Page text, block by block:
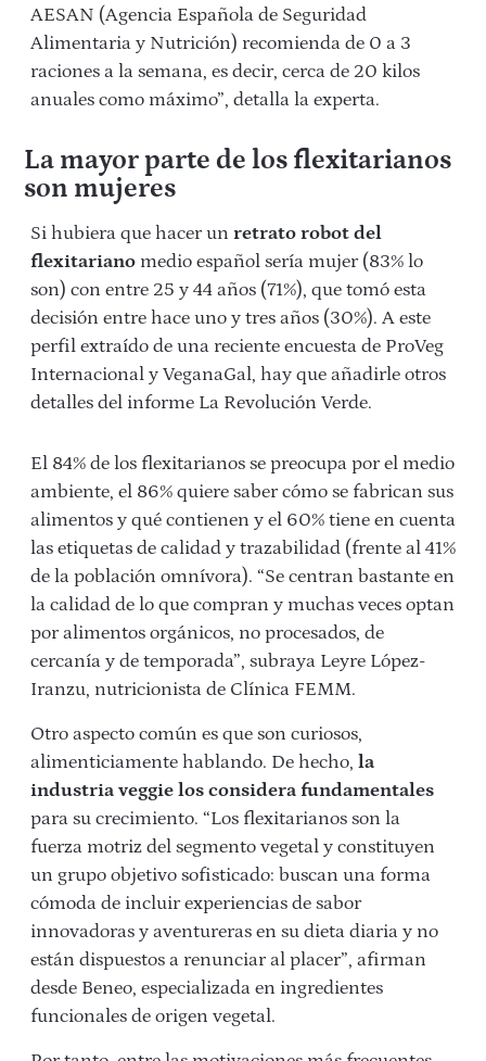
AESAN (Agencia Española de Seguridad
Alimentaria y Nutrición) recomienda de 0 a 3
raciones a la semana, es decir, cerca de 20 kilos
anuales como máximo”, detalla la experta.
La mayor parte de los flexitarianos
son mujeres
Si hubiera que hacer un retrato robot del
flexitariano medio español sería mujer (83% lo
son) con entre 25 y 44 años (71%), que tomó esta
decisión entre hace uno y tres años (30%). A este
perfil extraído de una reciente encuesta de ProVeg
Internacional y VeganaGal, hay que añadirle otros
detalles del informe La Revolución Verde.
El 84% de los flexitarianos se preocupa por el medio
ambiente, el 86% quiere saber cómo se fabrican sus
alimentos y qué contienen y el 60% tiene en cuenta
las etiquetas de calidad y trazabilidad (frente al 41%
de la población omnívora). “Se centran bastante en
la calidad de lo que compran y muchas veces optan
por alimentos orgánicos, no procesados, de
cercanía y de temporada”, subraya Leyre López-
Iranzu, nutricionista de Clínica FEMM.
Otro aspecto común es que son curiosos,
alimenticiamente hablando. De hecho, la
industria veggie los considera fundamentales
para su crecimiento. “Los flexitarianos son la
fuerza motriz del segmento vegetal y constituyen
un grupo objetivo sofisticado: buscan una forma
cómoda de incluir experiencias de sabor
innovadoras y aventureras en su dieta diaria y no
están dispuestos a renunciar al placer”, afirman
desde Beneo, especializada en ingredientes
funcionales de origen vegetal.